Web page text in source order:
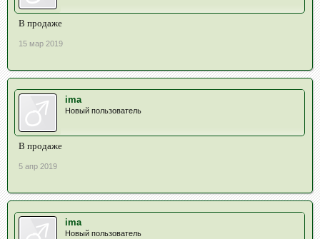
В продаже
15 мар 2019
ima
Новый пользователь
В продаже
5 апр 2019
ima
Новый пользователь